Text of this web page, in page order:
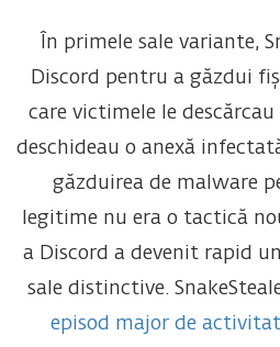
În primele sale variante,
Discord pentru a găzdui
care victimele le
deschideau o anexă
găzduirea de malware
legitime nu era o tactică
a Discord a devenit rapid
sale distinctive.
episod major de